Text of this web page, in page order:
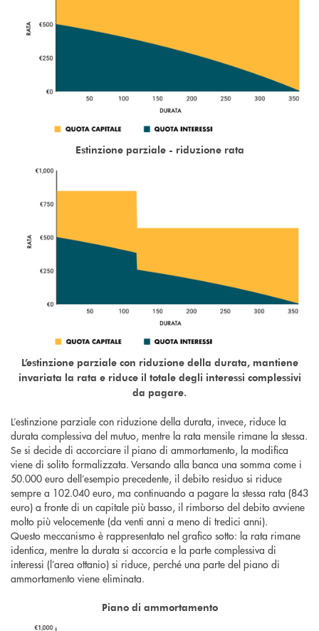
Estinzione parziale - riduzione rata
L’estinzione parziale con riduzione della durata, mantiene
invariata la rata e riduce il totale degli interessi complessivi
da pagare.
L’estinzione parziale con riduzione della durata, invece, riduce la
durata complessiva del mutuo, mentre la rata mensile rimane la stessa.
Se si decide di accorciare il piano di ammortamento, la modifica
viene di solito formalizzata. Versando alla banca una somma come i
50.000 euro dell’esempio precedente, il debito residuo si riduce
sempre a 102.040 euro, ma continuando a pagare la stessa rata (843
euro) a fronte di un capitale più basso, il rimborso del debito avviene
molto più velocemente (da venti anni a meno di tredici anni).
Questo meccanismo è rappresentato nel grafico sotto: la rata rimane
identica, mentre la durata si accorcia e la parte complessiva di
interessi (l’area ottanio) si riduce, perché una parte del piano di
ammortamento viene eliminata.
Piano di ammortamento